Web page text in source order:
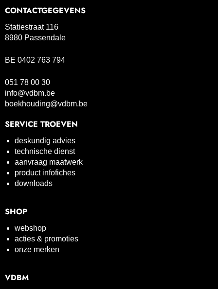
CONTACTGEGEVENS
Statiestraat 116
8980 Passendale
BE 0402 763 794
051 78 00 30
info@vdbm.be
boekhouding@vdbm.be
SERVICE TROEVEN
deskundig advies
technische dienst
aanvraag maatwerk
product infofiches
downloads
SHOP
webshop
acties & promoties
onze merken
VDBM